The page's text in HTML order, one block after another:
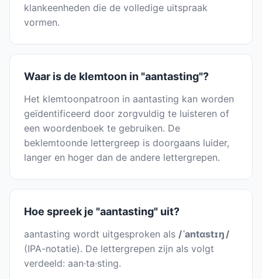
klankeenheden die de volledige uitspraak
vormen.
Waar is de klemtoon in "aantasting"?
Het klemtoonpatroon in aantasting kan worden
geïdentificeerd door zorgvuldig te luisteren of
een woordenboek te gebruiken. De
beklemtoonde lettergreep is doorgaans luider,
langer en hoger dan de andere lettergrepen.
Hoe spreek je "aantasting" uit?
aantasting wordt uitgesproken als / ˈantɑstɪŋ /
(IPA-notatie). De lettergrepen zijn als volgt
verdeeld: aan·ta·sting.